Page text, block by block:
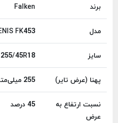
برند
Falken
مدل
FK453
سایز
255/45R18
پهنا (عرض تایر)
255 میلی‌متر
نسبت ارتفاع به
عرض
45 درصد